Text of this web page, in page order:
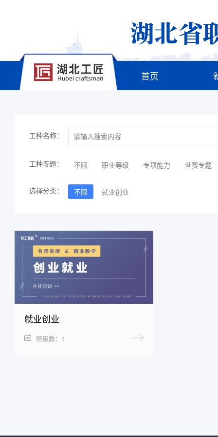
首页
工种名称：
工种专题： 不限 职业等级 专项能力 世赛专题
选择分类： 不限 就业创业
就业创业
班级数：1